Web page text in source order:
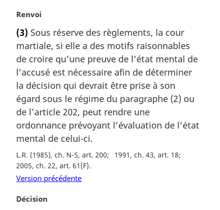
e
N
t
e
m
a
g
i
n
a
e
:
Renvoi
(3) Sous réserve des règlements, la cour
martiale, si elle a des motifs raisonnables
de croire qu’une preuve de l’état mental de
l’accusé est nécessaire afin de déterminer
la décision qui devrait être prise à son
égard sous le régime du paragraphe (2) ou
de l’article 202, peut rendre une
ordonnance prévoyant l’évaluation de l’état
mental de celui-ci.
L.R. (1985), ch. N-5, art. 200
1991, ch. 43, art. 18
2005, ch. 22, art. 61(F)
Version précédente
N
Décision